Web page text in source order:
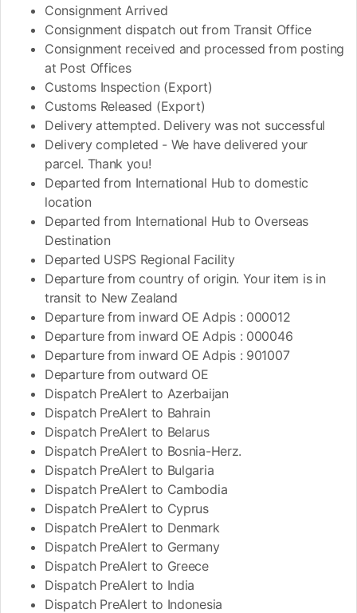
Consignment Arrived
Consignment dispatch out from Transit Office
Consignment received and processed from posting
at Post Offices
Customs Inspection (Export)
Customs Released (Export)
Delivery attempted. Delivery was not successful
Delivery completed - We have delivered your
parcel. Thank you!
Departed from International Hub to domestic
location
Departed from International Hub to Overseas
Destination
Departed USPS Regional Facility
Departure from country of origin. Your item is in
transit to New Zealand
Departure from inward OE Adpis : 000012
Departure from inward OE Adpis : 000046
Departure from inward OE Adpis : 901007
Departure from outward OE
Dispatch PreAlert to Azerbaijan
Dispatch PreAlert to Bahrain
Dispatch PreAlert to Belarus
Dispatch PreAlert to Bosnia-Herz.
Dispatch PreAlert to Bulgaria
Dispatch PreAlert to Cambodia
Dispatch PreAlert to Cyprus
Dispatch PreAlert to Denmark
Dispatch PreAlert to Germany
Dispatch PreAlert to Greece
Dispatch PreAlert to India
Dispatch PreAlert to Indonesia